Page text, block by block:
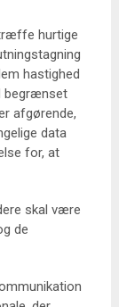
hurtige
hastighed
begrænset
afgørende,
data
for, at
skal være
de